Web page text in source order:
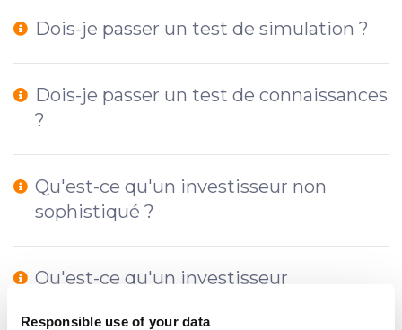
Responsible use of your data
Dois-je passer un test de simulation ?
Dois-je passer un test de connaissances
?
Qu'est-ce qu'un investisseur non
sophistiqué ?
Qu'est-ce qu'un investisseur